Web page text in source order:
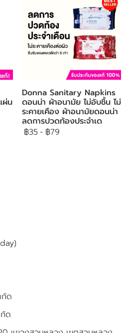
ผ่น
Donna Sanitary Napkins
ดอนน่า ผ้าอนามัย ไม่อับชื้น ไม่
ระคายเคือง ผ้าอนามัยดอนน่า
ลดการปวดท้องประจำเด
฿35- ฿79
กัด
ด